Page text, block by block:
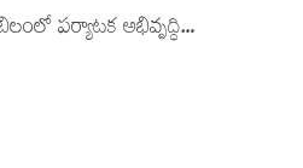
పర్యాటక అభివృద్ధి…